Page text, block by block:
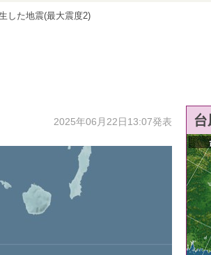
した地震(最大震度2)
2025年06月22日13:07発表